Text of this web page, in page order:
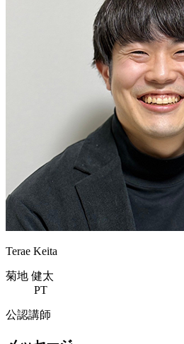
Terae Keita
菊地 健太
PT
公認講師